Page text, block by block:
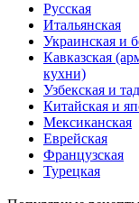
Русская
Итальянская
Украинская и
Кавказская
кухни)
Узбекская и
Китайская и
Мексиканская
Еврейская
Французская
Турецкая